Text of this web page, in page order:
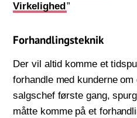
Virkelighed ”
Forhandlingsteknik
Der vil altid komme et
forhandle med kunderne
salgschef første gang,
måtte komme på et